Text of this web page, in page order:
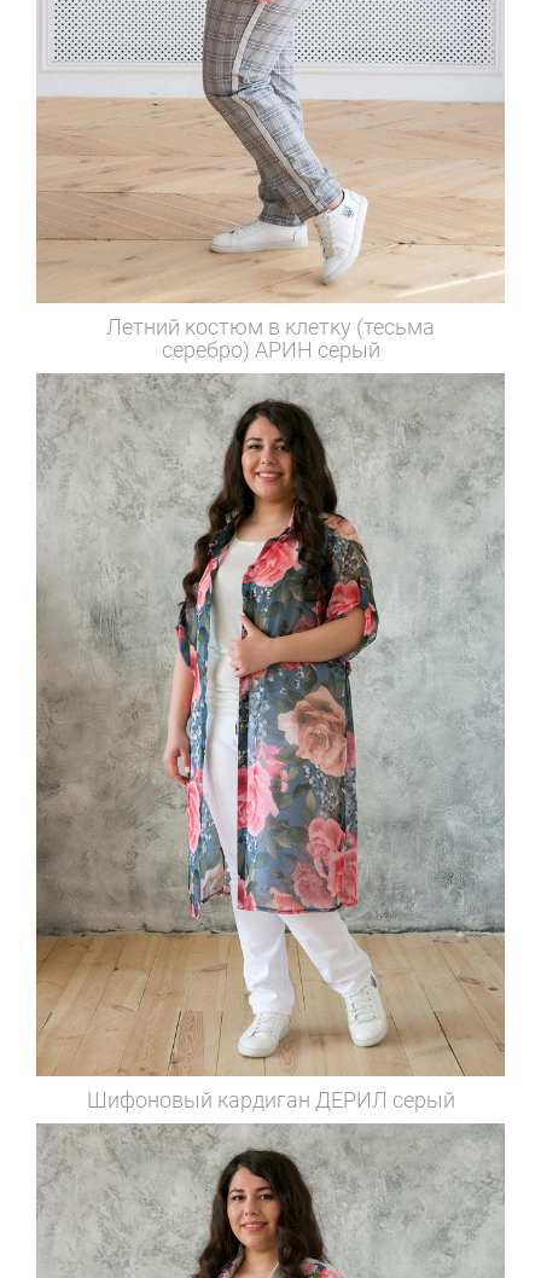
Летний костюм в клетку (тесьма
серебро) АРИН серый
Шифоновый кардиган ДЕРИЛ серый